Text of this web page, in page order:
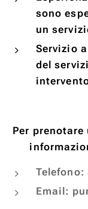
sono
un
Servizio
del
Per
Telefono:
Email: